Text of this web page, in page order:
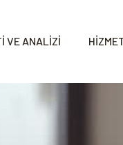
VE ANALİZİ